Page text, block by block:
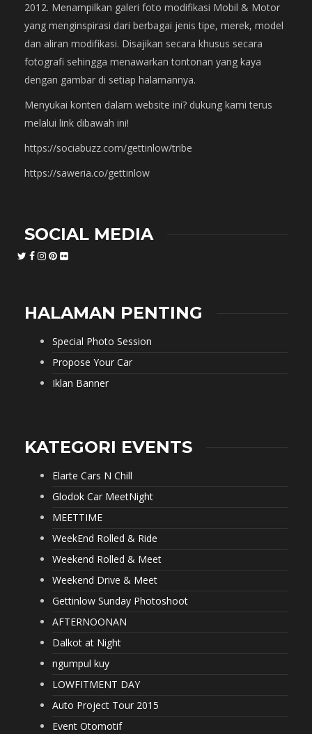
2012. Menampilkan galeri foto modifikasi Mobil & Motor
yang menginspirasi dari berbagai jenis tipe, merek, model
dan aliran modifikasi. Disajikan secara khusus secara
fotografi sehingga menawarkan tontonan yang kaya
dengan gambar di setiap halamannya.
Menyukai konten dalam website ini? dukung kami terus
melalui link dibawah ini!
https://sociabuzz.com/gettinlow/tribe
https://saweria.co/gettinlow
SOCIAL MEDIA
HALAMAN PENTING
Special Photo Session
Propose Your Car
Iklan Banner
KATEGORI EVENTS
Elarte Cars N Chill
Glodok Car MeetNight
MEETTIME
WeekEnd Rolled & Ride
Weekend Rolled & Meet
Weekend Drive & Meet
Gettinlow Sunday Photoshoot
AFTERNOONAN
Dalkot at Night
ngumpul kuy
LOWFITMENT DAY
Auto Project Tour 2015
Event Otomotif